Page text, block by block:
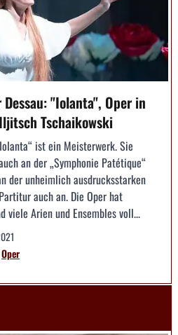
"Iolanta", Oper in
Tschaikowski
ist ein Meisterwerk. Sie
an der „Symphonie Patétique“
der unheimlich ausdrucksstarken
auch an. Die Oper hat
viele Arien und Ensembles voll...
Oper